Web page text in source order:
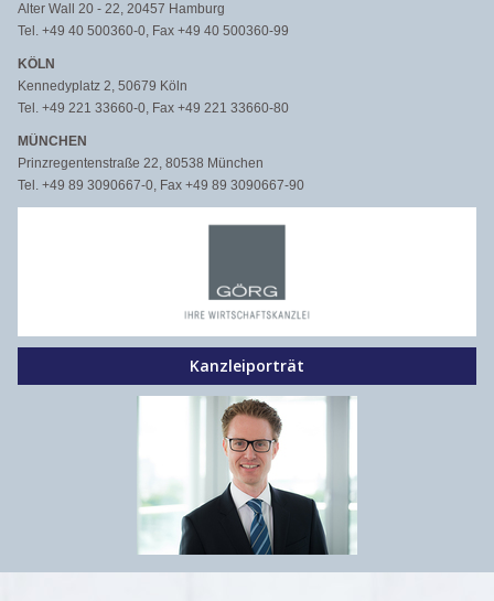
Alter Wall 20 - 22, 20457 Hamburg
Tel. +49 40 500360-0, Fax +49 40 500360-99
KÖLN
Kennedyplatz 2, 50679 Köln
Tel. +49 221 33660-0, Fax +49 221 33660-80
MÜNCHEN
Prinzregentenstraße 22, 80538 München
Tel. +49 89 3090667-0, Fax +49 89 3090667-90
Kanzleiporträt